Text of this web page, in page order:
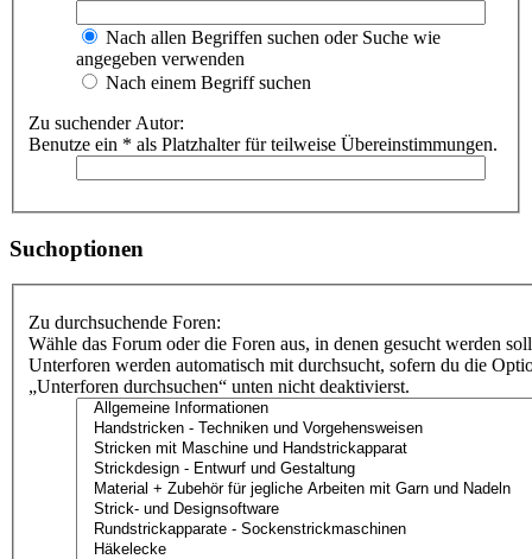
Nach allen Begriffen suchen oder Suche wie
angegeben verwenden
Nach einem Begriff suchen
Zu suchender Autor:
Benutze ein * als Platzhalter für teilweise Übereinstimmungen.
Suchoptionen
Zu durchsuchende Foren:
Wähle das Forum oder die Foren aus, in denen gesucht werden
Unterforen werden automatisch mit durchsucht, sofern du die
„Unterforen durchsuchen“ unten nicht deaktivierst.